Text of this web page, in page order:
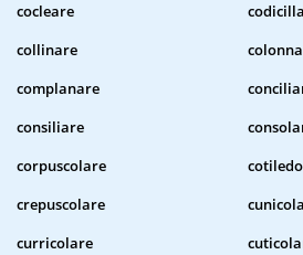
cocleare
collinare
complanare
consiliare
corpuscolare
crepuscolare
curricolare